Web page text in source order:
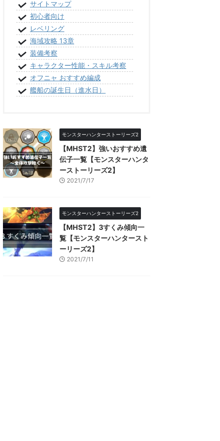
サイトマップ
初心者向け
レベリング
海域攻略 13章
装備考察
キャラクター性能・スキル考察
オフニャ おすすめ編成
艦船の誕生日（進水日）
モンスターハンターストーリーズ2
【MHST2】強いおすすめ遺
伝子一覧【モンスターハンタ
ーストーリーズ2】
2021/7/17
モンスターハンターストーリーズ2
【MHST2】3すくみ傾向一
覧【モンスターハンタースト
ーリーズ2】
2021/7/11